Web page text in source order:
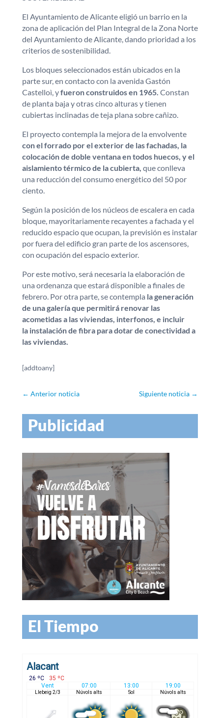
El Ayuntamiento de Alicante eligió un barrio en la
zona de aplicación del Plan Integral de la Zona Norte
del Ayuntamiento de Alicante, dando prioridad a los
criterios de sostenibilidad.
Los bloques seleccionados están ubicados en la
parte sur, en contacto con la avenida Gastón
Castelloì, yfueron construidos en 1965. Constan
de planta baja y otras cinco alturas y tienen
cubiertas inclinadas de teja plana sobre cañizo.
El proyecto contempla la mejora de la envolvente
con el forrado por el exterior de las fachadas, la
colocación de doble ventana en todos huecos, y el
aislamiento térmico de la cubierta, que conlleva
una reducción del consumo energético del 50 por
ciento.
Según la posición de los núcleos de escalera en cada
bloque, mayoritariamente recayentes a fachada y el
reducido espacio que ocupan, la previsión es instalar
por fuera del edificio gran parte de los ascensores,
con ocupación del espacio exterior.
Por este motivo, será necesaria la elaboración de
una ordenanza que estará disponible a finales de
febrero. Por otra parte, se contempla la generación
de una galería que permitirá renovar las
acometidas a las viviendas, interfonos, e incluir
la instalación de fibra para dotar de conectividad a
las viviendas.
[addtoany]
← Anterior noticia Siguiente noticia →
Publicidad
El Tiempo